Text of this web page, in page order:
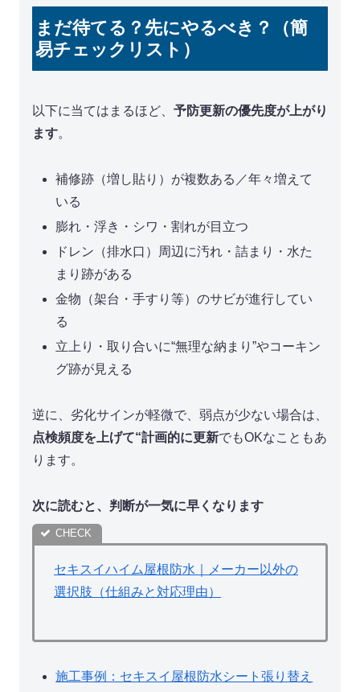
まだ待てる？先にやるべき？（簡
易チェックリスト）
以下に当てはまるほど、 予防更新の優先度が上がり
ます。
補修跡（増し貼り）が複数ある／年々増えて
いる
膨れ・浮き・シワ・割れが目立つ
ドレン（排水口）周辺に汚れ・詰まり・水た
まり跡がある
金物（架台・手すり等）のサビが進行してい
る
立上り・取り合いに“無理な納まり”やコーキン
グ跡が見える
逆に、劣化サインが軽微で、弱点が少ない場合は、
点検頻度を上げて“計画的に更新でもOKなこともあ
ります。
次に読むと、判断が一気に早くなります
セキスイハイム屋根防水｜メーカー以外の
選択肢（仕組みと対応理由）
施工事例：セキスイ屋根防水シート張り替え